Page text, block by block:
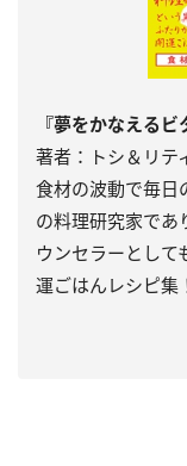
『夢をかなえるビ
著者：トシ＆リテ
食材の波動で毎
の料理研究家であ
ウンセラーとして
運ごはんレシピ集